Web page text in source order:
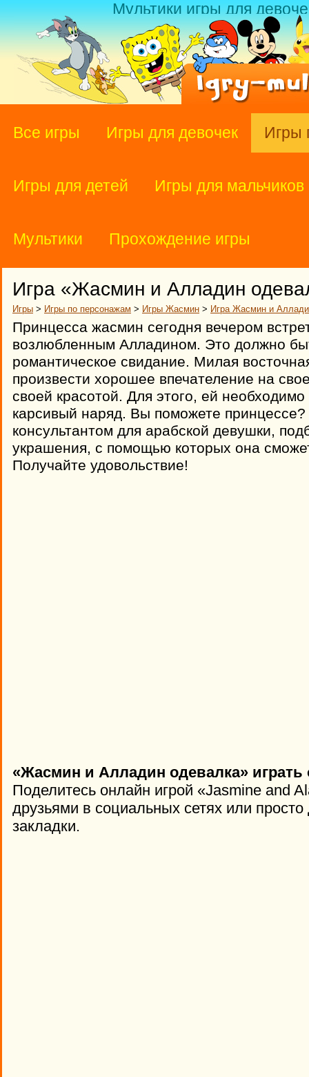
Мультики игры для
Все игры Игры для девочек Игры
Игры для детей Игры для мальчиков
Мультики Прохождение игры
Игра «Жасмин и Алладин
Игры > Игры по персонажам > Игры Жасмин > Игра Жасмин и
Принцесса жасмин сегодня вечером
возлюбленным Алладином. Это должно
романтическое свидание. Милая
произвести хорошее впечателение на
своей красотой. Для этого, ей
карсивый наряд. Вы поможете
консультантом для арабской девушки,
украшения, с помощью которых она
Получайте удовольствие!
«Жасмин и Алладин одевалка» играть
Поделитесь онлайн игрой «Jasmine and
друзьями в социальных сетях или просто
закладки.